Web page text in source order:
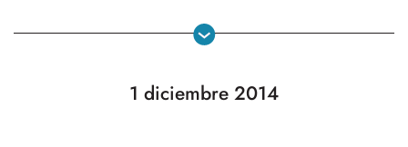
1 diciembre 2014